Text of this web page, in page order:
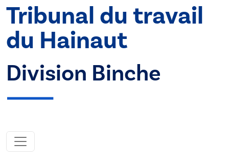
Tribunal du travail
du Hainaut
Division Binche